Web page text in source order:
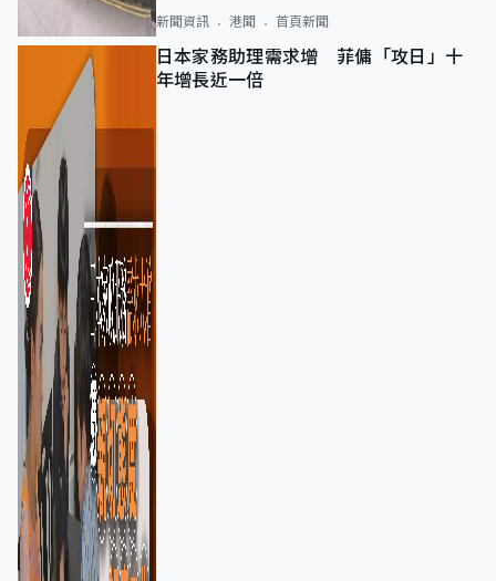
新聞資訊 港聞 首頁新聞
日本家務助理需求增 菲傭「攻日」十
年增長近一倍